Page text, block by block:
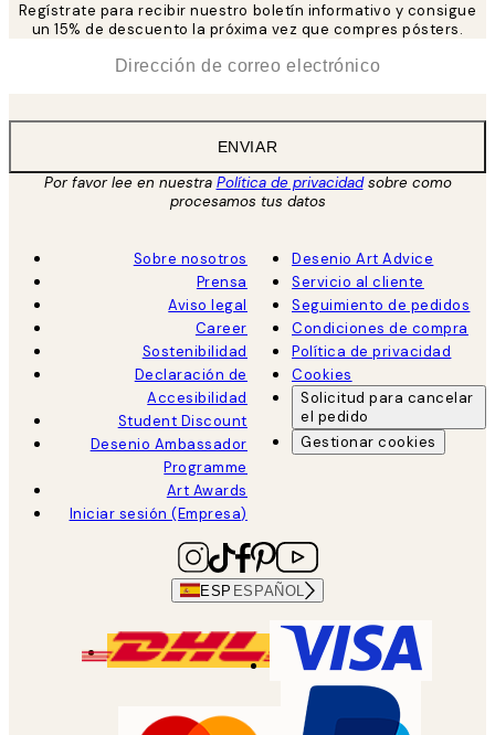
Regístrate para recibir nuestro boletín informativo y consigue
un 15% de descuento la próxima vez que compres pósters.
ENVIAR
Por favor lee en nuestra Política de privacidadsobre como
procesamos tus datos
Sobre nosotros
Prensa
Aviso legal
Career
Sostenibilidad
Declaración de
Accesibilidad
Student Discount
Desenio Ambassador
Programme
Art Awards
Iniciar sesión (Empresa)
Desenio Art Advice
Servicio al cliente
Seguimiento de pedidos
Condiciones de compra
Política de privacidad
Cookies
Solicitud para cancelar
el pedido
Gestionar cookies
ESP ESPAÑOL